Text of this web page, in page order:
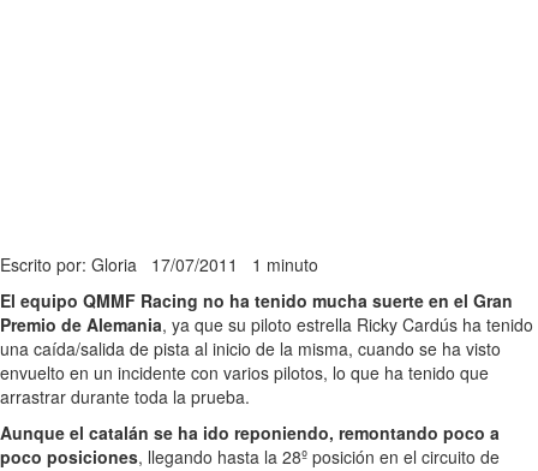
Escrito por: Gloria 17/07/2011 1 minuto
El equipo QMMF Racing no ha tenido mucha suerte en el Gran
Premio de Alemania, ya que su piloto estrella Ricky Cardús ha tenido
una caída/salida de pista al inicio de la misma, cuando se ha visto
envuelto en un incidente con varios pilotos, lo que ha tenido que
arrastrar durante toda la prueba.
Aunque el catalán se ha ido reponiendo, remontando poco a
poco posiciones, llegando hasta la 28º posición en el circuito de